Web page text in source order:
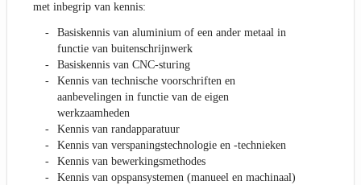
met inbegrip van kennis:
Basiskennis van aluminium of een ander metaal in
functie van buitenschrijnwerk
Basiskennis van CNC-sturing
Kennis van technische voorschriften en
aanbevelingen in functie van de eigen
werkzaamheden
Kennis van randapparatuur
Kennis van verspaningstechnologie en -technieken
Kennis van bewerkingsmethodes
Kennis van opspansystemen (manueel en machinaal)